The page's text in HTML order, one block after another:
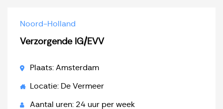
Noord-Holland
Verzorgende IG/EVV
Plaats: Amsterdam
Locatie: De Vermeer
Aantal uren: 24 uur per week